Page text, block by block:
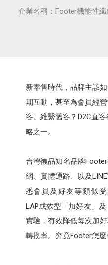
企業名稱：Footer機能性纖
新零售時代，品牌主該
期互動，甚至為會員經
客、維繫舊客？D2C直
略之一。
台灣襪品知名品牌
網、實體通路、以及
悉會員及好友等類似
LAP成效型「加好友」
實驗，有效降低每次加
轉換率。究竟Footer怎麼